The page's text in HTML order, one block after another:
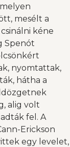
mesélt a
kéne
Spenót
nyomtattak,
hátha a
alig volt
fel. A
Erickson
egy levelet,